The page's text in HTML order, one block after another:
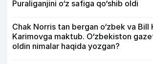
Puraliganjini o‘z safiga qo‘shib oldi
Chak Norris tan bergan o‘zbek va Bill
Karimovga maktub. O‘zbekiston
oldin nimalar haqida yozgan?